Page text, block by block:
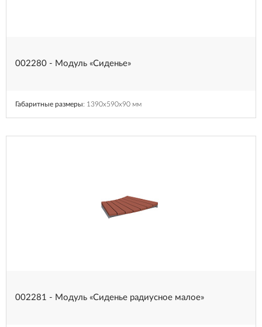
002280 - Модуль «Сиденье»
Габаритные размеры: 1390x590x90 мм
002281 - Модуль «Сиденье радиусное малое»